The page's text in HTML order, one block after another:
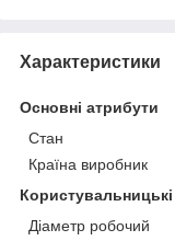
Характеристики
Основні атрибути
Стан
Країна виробник
Діаметр робочий